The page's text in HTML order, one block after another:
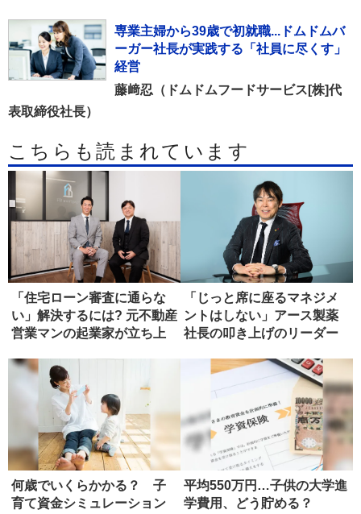
専業主婦から39歳で初就職...ドムドムバ
ーガー社長が実践する「社員に尽くす」
経営
藤﨑忍（ドムドムフードサービス[株]代
表取締役社長）
こちらも読まれています
「住宅ローン審査に通らな
い」解決するには? 元不動産
営業マンの起業家が立ち上
「じっと席に座るマネジメ
ントはしない」アース製薬
社長の叩き上げのリーダー
何歳でいくらかかる？ 子
育て資金シミュレーション
平均550万円…子供の大学進
学費用、どう貯める？